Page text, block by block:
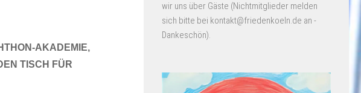
AKADEMIE,
TISCH FÜR
wir uns über Gäste (Nichtmitglieder melden
sich bitte bei kontakt@friedenkoeln.de an -
Dankeschön).